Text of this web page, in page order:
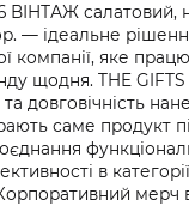
ВІНТАЖ салатовий,
— ідеальне
компанії, яке
щодня. THE GIFTS
довговічність
саме продукт
в категорії
мерч